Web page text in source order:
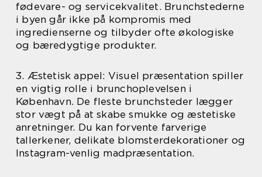
fødevare- og servicekvalitet. Brunchstederne
i byen går ikke på kompromis med
ingredienserne og tilbyder ofte økologiske
og bæredygtige produkter.
3. Æstetisk appel: Visuel præsentation spiller
en vigtig rolle i brunchoplevelsen i
København. De fleste brunchsteder lægger
stor vægt på at skabe smukke og æstetiske
anretninger. Du kan forvente farverige
tallerkener, delikate blomsterdekorationer og
Instagram-venlig madpræsentation.